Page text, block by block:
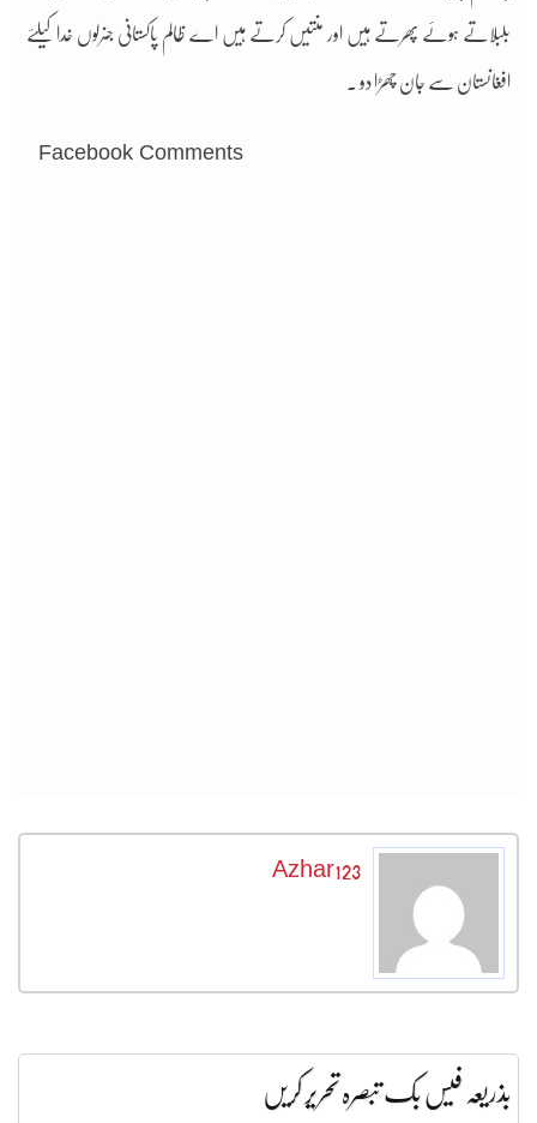
بلبلاتے ہوئے پھرتے ہیں اور منتیں کرتے ہیں اے ظالم پاکستانی جنرلوں خدا کیلئے
افغانستان سے جان چھڑا دو ۔
Facebook Comments
Azhar123
بذریعہ فیس بک تبصرہ تحریر کریں